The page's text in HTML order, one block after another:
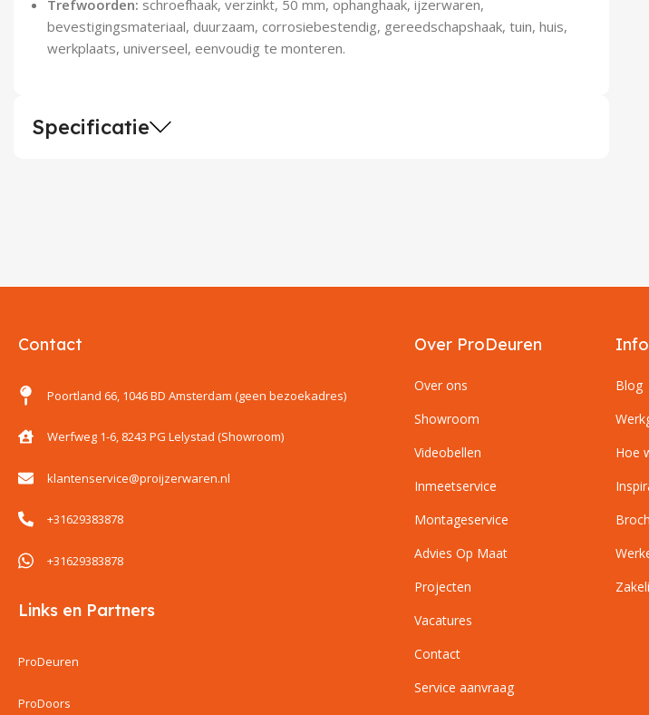
Trefwoorden: schroefhaak, verzinkt, 50 mm, ophanghaak, ijzerwaren,
bevestigingsmateriaal, duurzaam, corrosiebestendig, gereedschapshaak, tuin, huis,
werkplaats, universeel, eenvoudig te monteren.
Specificatie
Contact
Poortland 66, 1046 BD Amsterdam (geen bezoekadres)
Werfweg 1-6, 8243 PG Lelystad (Showroom)
klantenservice@proijzerwaren.nl
+31629383878
+31629383878
Links en Partners
ProDeuren
ProDoors
Over ProDeuren
Over ons
Showroom
Videobellen
Inmeetservice
Montageservice
Advies Op Maat
Projecten
Vacatures
Contact
Service aanvraag
Blog
Hoe